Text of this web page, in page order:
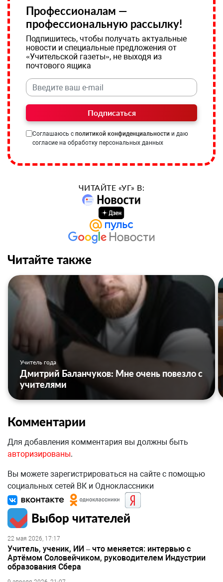
Профессионалам —
профессиональную рассылку!
Подпишитесь, чтобы получать актуальные
новости и специальные предложения от
«Учительской газеты», не выходя из
почтового ящика
Подписаться
Соглашаюсь с политикой конфиденциальности и даю
согласие на обработку персональных данных
ЧИТАЙТЕ «УГ» В:
Читайте также
Учитель года
Дмитрий Баланчуков: Мне очень повезло с
учителями
Комментарии
Для добавления комментария вы должны быть
авторизированы.
Вы можете зарегистрироваться на сайте с помощью
социальных сетей ВК и Одноклассники
Выбор читателей
22 мая 2026, 17:17
Учитель, ученик, ИИ – что меняется: интервью с
Артёмом Соловейчиком, руководителем Индустрии
образования Сбера